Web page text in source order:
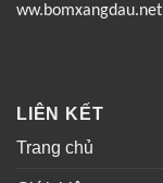
ww.bomxangdau.net
LIÊN KẾT
Trang chủ